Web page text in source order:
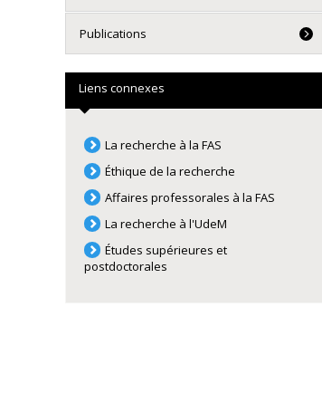
Publications
Liens connexes
La recherche à la FAS
Éthique de la recherche
Affaires professorales à la FAS
La recherche à l'UdeM
Études supérieures et
postdoctorales